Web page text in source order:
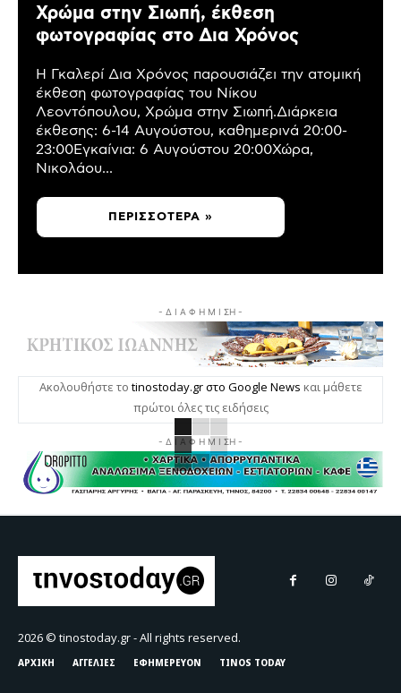
Χρώμα στην Σιωπή, έκθεση
φωτογραφίας στο Δια Χρόνος
Η Γκαλερί Δια Χρόνος παρουσιάζει την ατομική
έκθεση φωτογραφίας του Νίκου
Λεοντόπουλου, Χρώμα στην Σιωπή.Διάρκεια
έκθεσης: 6-14 Αυγούστου, καθημερινά 20:00-
23:00Εγκαίνια: 6 Αυγούστου 20:00Χώρα,
Νικολάου...
ΠΕΡΙΣΣΌΤΕΡΑ »
- Δ Ι Α Φ Η Μ Ι ΣΗ -
Ακολουθήστε το tinostoday.gr στο Google News και μάθετε
πρώτοι όλες τις ειδήσεις
- Δ Ι Α Φ Η Μ Ι ΣΗ -
2026 © tinostoday.gr - All rights reserved.
ΑΡΧΙΚΗ ΑΓΓΕΛΙΕΣ ΕΦΗΜΕΡΕΥΟΝ TINOS TODAY